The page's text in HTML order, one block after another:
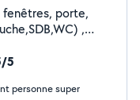
fenêtres, porte,
,
5
personne super